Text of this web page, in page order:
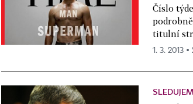
Číslo
titulní
1. 3. 2013